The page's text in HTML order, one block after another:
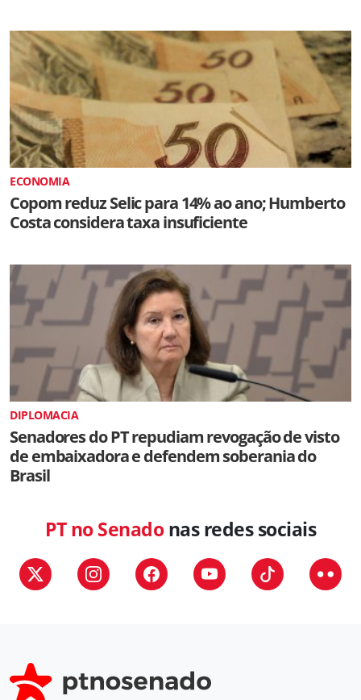
ECONOMIA
Copom reduz Selic para 14% ao ano; Humberto
Costa considera taxa insuficiente
DIPLOMACIA
Senadores do PT repudiam revogação de visto
de embaixadora e defendem soberania do
Brasil
PT no Senadonas redes sociais